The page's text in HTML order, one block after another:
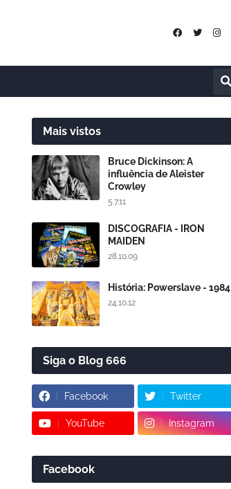
Mais vistos
Bruce Dickinson: A
influência de Aleister
Crowley
5.7.11
DISCOGRAFIA - IRON
MAIDEN
28.10.09
História: Powerslave - 1984
24.10.12
Siga o Blog 666
Facebook Twitter
YouTube Instagram
Facebook